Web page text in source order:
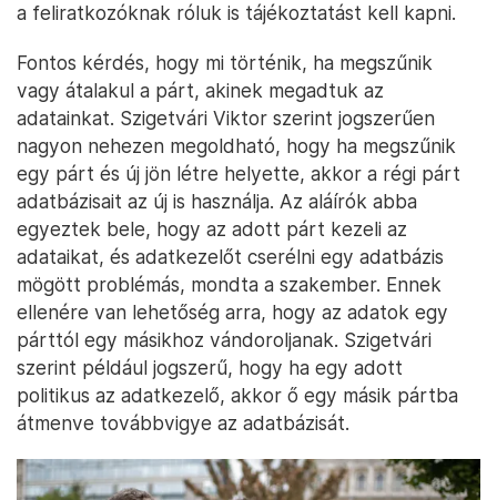
a feliratkozóknak róluk is tájékoztatást kell kapni.
Fontos kérdés, hogy mi történik, ha megszűnik
vagy átalakul a párt, akinek megadtuk az
adatainkat. Szigetvári Viktor szerint jogszerűen
nagyon nehezen megoldható, hogy ha megszűnik
egy párt és új jön létre helyette, akkor a régi párt
adatbázisait az új is használja. Az aláírók abba
egyeztek bele, hogy az adott párt kezeli az
adataikat, és adatkezelőt cserélni egy adatbázis
mögött problémás, mondta a szakember. Ennek
ellenére van lehetőség arra, hogy az adatok egy
párttól egy másikhoz vándoroljanak. Szigetvári
szerint például jogszerű, hogy ha egy adott
politikus az adatkezelő, akkor ő egy másik pártba
átmenve továbbvigye az adatbázisát.